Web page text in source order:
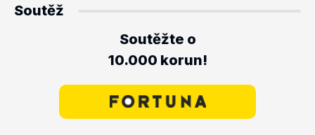
Soutěž
Soutěžte o
10.000 korun!